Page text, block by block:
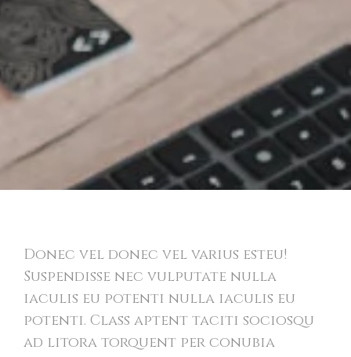
Donec vel donec vel varius esteu!
Suspendisse nec vulputate nulla
iaculis eu potenti nulla iaculis eu
potenti. Class aptent taciti sociosqu
ad litora torquent per conubia